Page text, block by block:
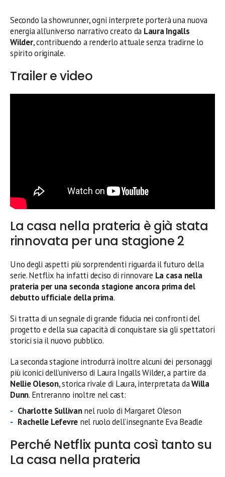
Secondo la showrunner, ogni interprete porterà una nuova
energia all’universo narrativo creato da Laura Ingalls
Wilder, contribuendo a renderlo attuale senza tradirne lo
spirito originale.
Trailer e video
La casa nella prateria è già stata
rinnovata per una stagione 2
Uno degli aspetti più sorprendenti riguarda il futuro della
serie. Netflix ha infatti deciso di rinnovare La casa nella
prateria per una seconda stagione ancora prima del
debutto ufficiale della prima.
Si tratta di un segnale di grande fiducia nei confronti del
progetto e della sua capacità di conquistare sia gli spettatori
storici sia il nuovo pubblico.
La seconda stagione introdurrà inoltre alcuni dei personaggi
più iconici dell’universo di Laura Ingalls Wilder, a partire da
Nellie Oleson, storica rivale di Laura, interpretata daWilla
Dunn. Entreranno inoltre nel cast:
Charlotte Sullivannel ruolo di Margaret Oleson
Rachelle Lefevre nel ruolo dell’insegnante Eva Beadle
Perché Netflix punta così tanto su
La casa nella prateria